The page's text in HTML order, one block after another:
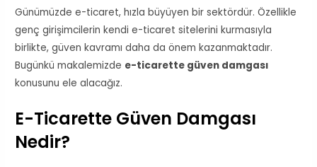
Günümüzde e-ticaret, hızla büyüyen bir sektördür. Özellikle
genç girişimcilerin kendi e-ticaret sitelerini kurmasıyla
birlikte, güven kavramı daha da önem kazanmaktadır.
Bugünkü makalemizde e-ticarette güven damgası
konusunu ele alacağız.
E-Ticarette Güven Damgası
Nedir?